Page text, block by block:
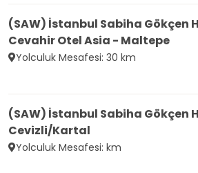
(SAW) İstanbul Sabiha Gökçen
Cevahir Otel Asia - Maltepe
Yolculuk Mesafesi: 30 km
(SAW) İstanbul Sabiha Gökçen
Cevizli/Kartal
Yolculuk Mesafesi: km